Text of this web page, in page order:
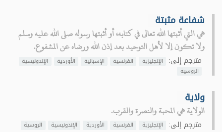
شفاعة مثبتة
هي التي أثبتها الله تعالى في كتابه، أو أثبتها رسوله صلى الله عليه وسلم
ولا تكون إلا لأهل التوحيد بعد إذن الله ورضاه عن المشفوع.
مترجم إلى: الإنجليزية الفرنسية الإسبانية الأوردية
الإندونيسية
الروسية
ولاية
الولاية هي المحبة والنصرة والقرب.
مترجم إلى: الإنجليزية الفرنسية الأوردية الإندونيسية الروسية